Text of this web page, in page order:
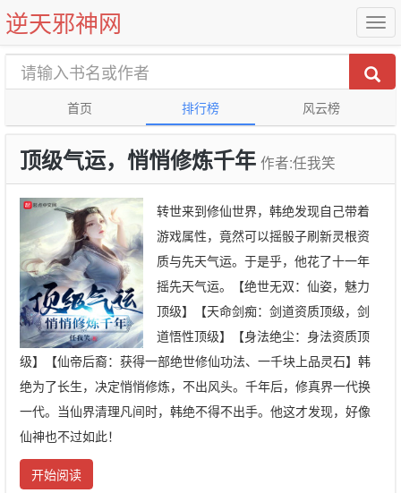
逆天邪神网
首页 排行榜 风云榜
顶级气运，悄悄修炼千年 作者:任我笑
转世来到修仙世界，韩绝发现自己带着
游戏属性，竟然可以摇骰子刷新灵根资
质与先天气运。于是乎，他花了十一年
摇先天气运。【绝世无双：仙姿，魅力
顶级】【天命剑痴：剑道资质顶级，剑
道悟性顶级】【身法绝尘：身法资质顶
级】【仙帝后裔：获得一部绝世修仙功法、一千块上品灵石】韩
绝为了长生，决定悄悄修炼，不出风头。千年后，修真界一代换
一代。当仙界清理凡间时，韩绝不得不出手。他这才发现，好像
仙神也不过如此！
开始阅读